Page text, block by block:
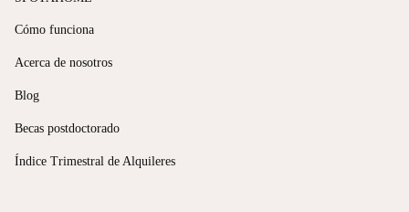
Cómo funciona
Acerca de nosotros
Blog
Becas postdoctorado
Índice Trimestral de Alquileres